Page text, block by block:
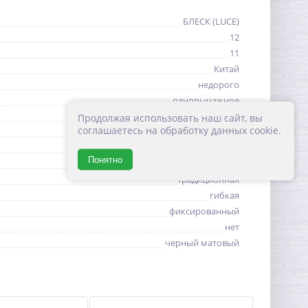
БЛЕСК (LUCE)
12
11
Китай
недорого
однорычажное
на 1 отверстие
керамический картридж
традиционная
гибкая
фиксированный
нет
черный матовый
Продолжая использовать наш сайт, вы
соглашаетесь на обработку данных cookie.
Понятно